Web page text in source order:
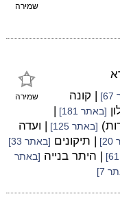
שמירה
שמירה | קונה
[באתר 181]
|
[באתר 125]
| ועדה
| תיקונים [באתר 33]
| היתר בנייה [באתר
7]